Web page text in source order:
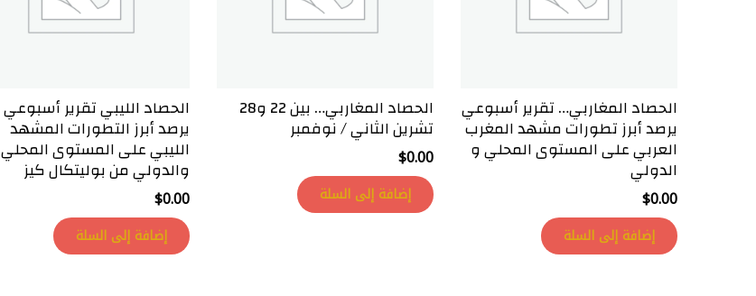
الحصاد المغاربي… تقرير أسبوعي
يرصد أبرز تطورات مشهد المغرب
العربي على المستوى المحلي و
الدولي
$0.00
إضافة إلى السلة
الحصاد المغاربي… بين 22 و28
تشرين الثاني / نوفمبر
$0.00
إضافة إلى السلة
الحصاد الليبي تقرير أسبوعي
يرصد أبرز التطورات المشهد
الليبي على المستوى المحلي
والدولي من بوليتكال كيز
$0.00
إضافة إلى السلة